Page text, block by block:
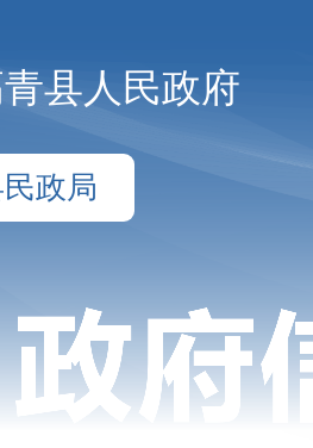
县人民政府
政局